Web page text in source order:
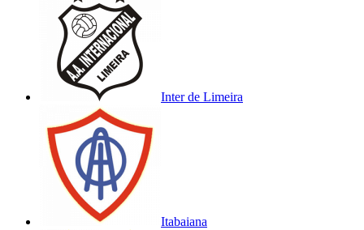
Inter de Limeira
Itabaiana